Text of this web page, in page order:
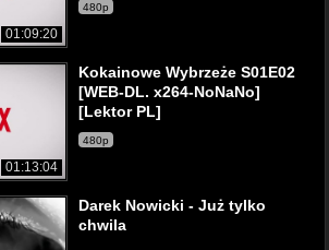
01:09:20
480p
01:13:04
Kokainowe Wybrzeże S01E02
[WEB-DL. x264-NoNaNo]
[Lektor PL]
480p
Darek Nowicki - Już tylko
chwila